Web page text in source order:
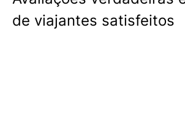
de viajantes satisfeitos